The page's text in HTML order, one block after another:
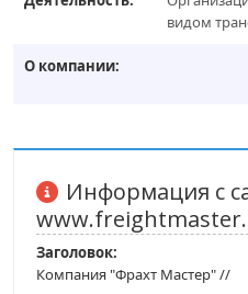
видом
О компании:
Информация с
Заголовок:
Компания "Фрахт Мастер" //